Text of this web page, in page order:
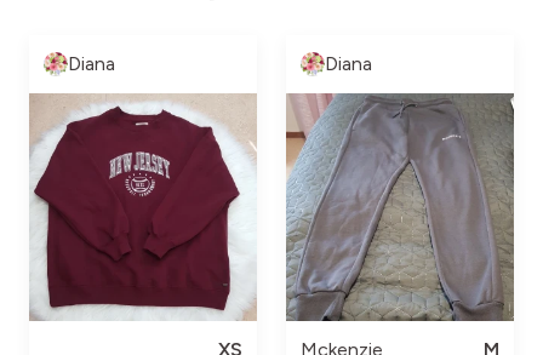
Diana
XS
Diana
Mckenzie M